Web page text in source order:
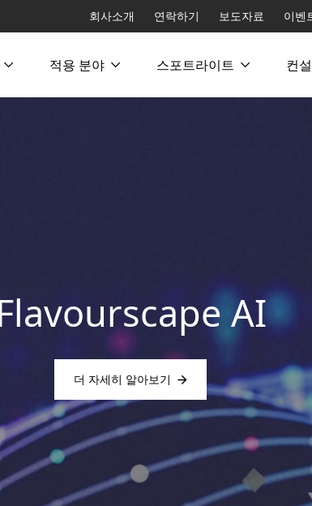
회사소개 연락하기 보도자료 이벤
적용 분야 스포트라이트 컨
AI
더 자세히 알아보기